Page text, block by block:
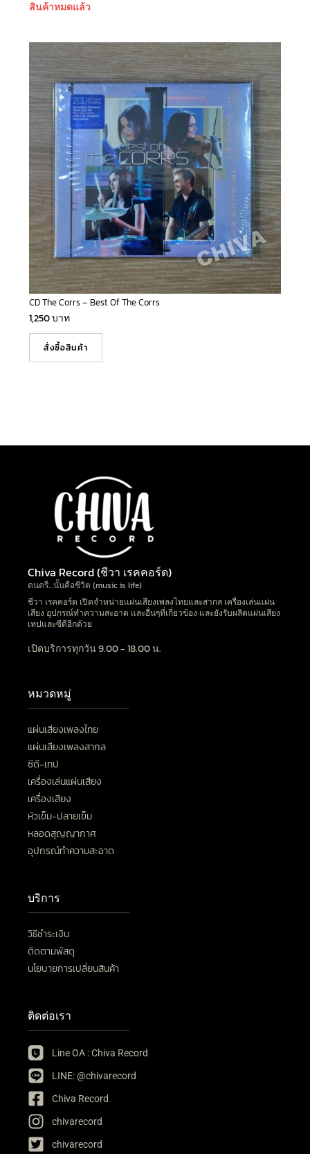
สินค้าหมดแล้ว
CD The Corrs – Best Of The Corrs
1,250บาท
สั่งซื้อสินค้า
Chiva Record (ชีวา เรคคอร์ด)
ดนตรี…นั้นคือชีวิต (music is life)
ชีวา เรคคอร์ด เปิดจำหน่ายแผ่นเสียงเพลงไทยและสากล เครื่องเล่นแผ่น
เสียง อุปกรณ์ทำความสะอาด และอื่นๆที่เกี่ยวข้อง และยังรับผลิตแผ่นเสียง
เทปและซีดีอีกด้วย
เปิดบริการทุกวัน 9.00 - 18.00 น.
หมวดหมู่
แผ่นเสียงเพลงไทย
แผ่นเสียงเพลงสากล
ซีดี-เทป
เครื่องเล่นแผ่นเสียง
เครื่องเสียง
หัวเข็ม-ปลายเข็ม
หลอดสุญญากาศ
อุปกรณ์ทำความสะอาด
บริการ
วิธีชำระเงิน
ติดตามพัสดุ
นโยบายการเปลี่ยนสินค้า
ติดต่อเรา
Line OA : Chiva Record
LINE: @chivarecord
Chiva Record
chivarecord
chivarecord